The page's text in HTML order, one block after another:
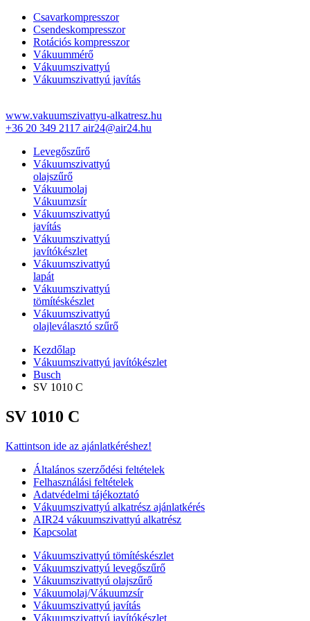
Csavarkompresszor
Csendeskompresszor
Rotációs kompresszor
Vákuummérő
Vákuumszivattyú
Vákuumszivattyú javítás
www.vakuumszivattyu-alkatresz.hu
+36 20 349 2117 air24@air24.hu
Levegőszűrő
Vákuumszivattyú
olajszűrő
Vákuumolaj
Vákuumzsír
Vákuumszivattyú
javítás
Vákuumszivattyú
javítókészlet
Vákuumszivattyú
lapát
Vákuumszivattyú
tömítéskészlet
Vákuumszivattyú
olajleválasztó szűrő
Kezdőlap
Vákuumszivattyú javítókészlet
Busch
SV 1010 C
SV 1010 C
Kattintson ide az ajánlatkéréshez!
Általános szerződési feltételek
Felhasználási feltételek
Adatvédelmi tájékoztató
Vákuumszivattyú alkatrész ajánlatkérés
AIR24 vákuumszivattyú alkatrész
Kapcsolat
Vákuumszivattyú tömítéskészlet
Vákuumszivattyú levegőszűrő
Vákuumszivattyú olajszűrő
Vákuumolaj/Vákuumzsír
Vákuumszivattyú javítás
Vákuumszivattyú javítókészlet